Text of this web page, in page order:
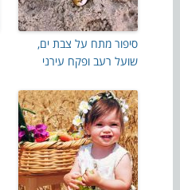
סיפור מתח על צבת ים,
שועל רעב ופקח עירני